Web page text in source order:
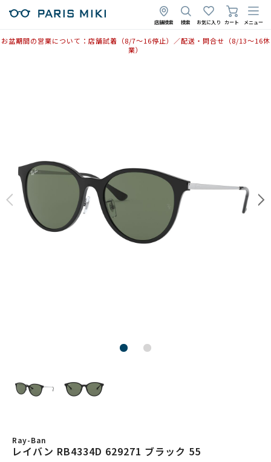
店舗検索 検索 お気に入り カート メニュー
お盆期間の営業について：店舗試着（8/7〜16停止）／配送・問合せ（8/13〜16休
業）
Ray-Ban
レイバン RB4334D 629271 ブラック 55
2025年10月2日
2025年8月26日